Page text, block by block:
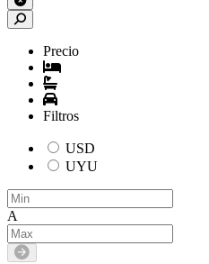
Precio
Filtros
USD
UYU
A